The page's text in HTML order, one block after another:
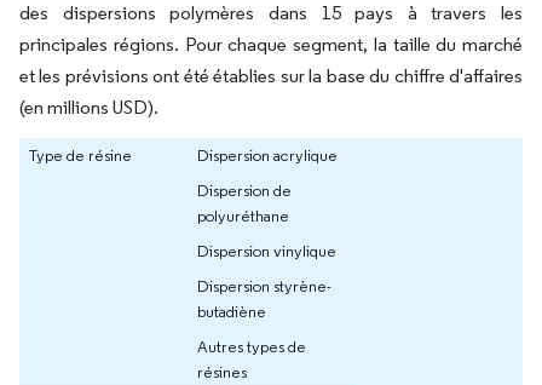
des dispersions polymères dans 15 pays à travers les
principales régions. Pour chaque segment, la taille du marché
et les prévisions ont été établies sur la base du chiffre d'affaires
(en millions USD).
Type de résine
Dispersion acrylique
Dispersion de
polyuréthane
Dispersion vinylique
Dispersion styrène-
butadiène
Autres types de
résines